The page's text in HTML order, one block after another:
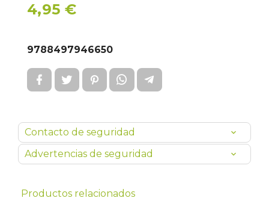
4,95 €
9788497946650
Contacto de seguridad
Advertencias de seguridad
Productos relacionados